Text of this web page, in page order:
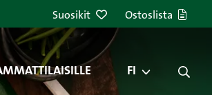
Suosikit Ostoslista
FI